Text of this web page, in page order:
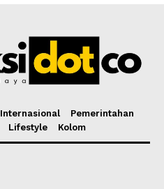
Internasional
Pemerintahan
Lifestyle Kolom